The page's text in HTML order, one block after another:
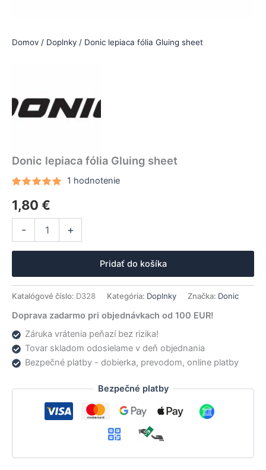
Domov / Doplnky / Donic lepiaca fólia Gluing sheet
Donic lepiaca fólia Gluing sheet
5.00z 5
na základe
zákazníckej
recenzie
1 hodnotenie
1,80 €
- +
Pridať do košíka
Katalógové číslo: D328 Kategória: Doplnky Značka: Donic
Doprava zadarmo pri objednávkach od 100 EUR!
Záruka vrátenia peňazí bez rizika!
Tovar skladom odosielame v deň objednania
Bezpečné platby - dobierka, prevodom, online platby
Bezpečné platby